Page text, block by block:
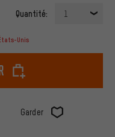
Quantité: 1
Unis
Garder